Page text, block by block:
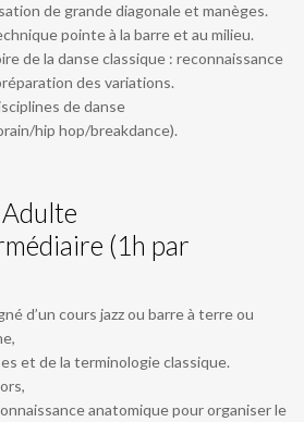
de grande diagonale et manèges.
pointe à la barre et au milieu.
de la danse classique : reconnaissance
des variations.
de danse
hip hop/breakdance).
(1h par
d’un cours jazz ou barre à terre ou
et de la terminologie classique.
anatomique pour organiser le